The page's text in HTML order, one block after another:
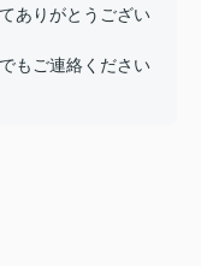
ありがとうござい
もご連絡ください